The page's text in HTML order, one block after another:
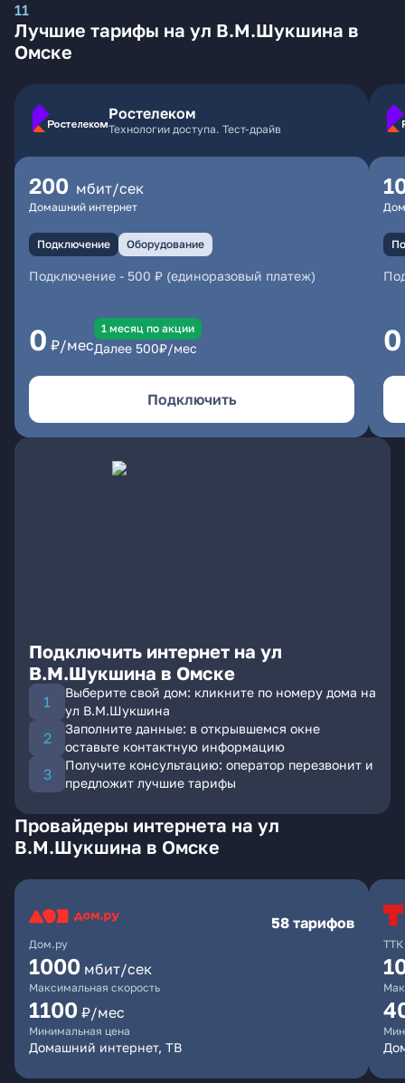
11
Лучшие тарифы на ул В.М.Шукшина в
Омске
Ростелеком
Технологии доступа. Тест-драйв
200 мбит/сек
Домашний интернет
Подключение Оборудование
Подключение - 500 ₽ (единоразовый платеж)
0 ₽/мес
1 месяц по акции
Далее 500₽/мес
Подключить
0
Подключить интернет на ул
В.М.Шукшина в Омске
Выберите свой дом: кликните по номеру дома на
ул В.М.Шукшина
Заполните данные: в открывшемся окне
оставьте контактную информацию
Получите консультацию: оператор перезвонит и
предложит лучшие тарифы
Провайдеры интернета на ул
В.М.Шукшина в Омске
Дом.ру
58 тарифов
1000 мбит/сек
Максимальная скорость
1100 ₽/мес
Минимальная цена
Домашний интернет, ТВ
ТТК